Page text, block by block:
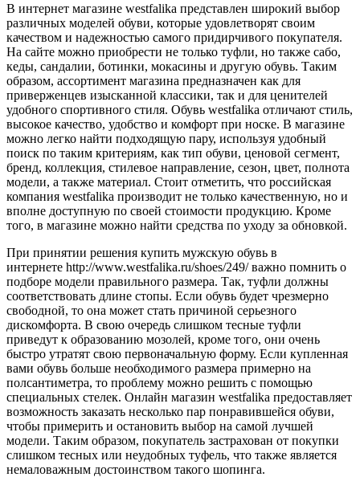
В интернет магазине westfalika представлен широкий выбор
различных моделей обуви, которые удовлетворят своим
качеством и надежностью самого придирчивого покупателя.
На сайте можно приобрести не только туфли, но также сабо,
кеды, сандалии, ботинки, мокасины и другую обувь. Таким
образом, ассортимент магазина предназначен как для
приверженцев изысканной классики, так и для ценителей
удобного спортивного стиля. Обувь westfalika отличают стиль,
высокое качество, удобство и комфорт при носке. В магазине
можно легко найти подходящую пару, используя удобный
поиск по таким критериям, как тип обуви, ценовой сегмент,
бренд, коллекция, стилевое направление, сезон, цвет, полнота
модели, а также материал. Стоит отметить, что российская
компания westfalika производит не только качественную, но и
вполне доступную по своей стоимости продукцию. Кроме
того, в магазине можно найти средства по уходу за обновкой.
При принятии решения купить мужскую обувь в
интернете http://www.westfalika.ru/shoes/249/ важно помнить о
подборе модели правильного размера. Так, туфли должны
соответствовать длине стопы. Если обувь будет чрезмерно
свободной, то она может стать причиной серьезного
дискомфорта. В свою очередь слишком тесные туфли
приведут к образованию мозолей, кроме того, они очень
быстро утратят свою первоначальную форму. Если купленная
вами обувь больше необходимого размера примерно на
полсантиметра, то проблему можно решить с помощью
специальных стелек. Онлайн магазин westfalika предоставляет
возможность заказать несколько пар понравившейся обуви,
чтобы примерить и остановить выбор на самой лучшей
модели. Таким образом, покупатель застрахован от покупки
слишком тесных или неудобных туфель, что также является
немаловажным достоинством такого шопинга.